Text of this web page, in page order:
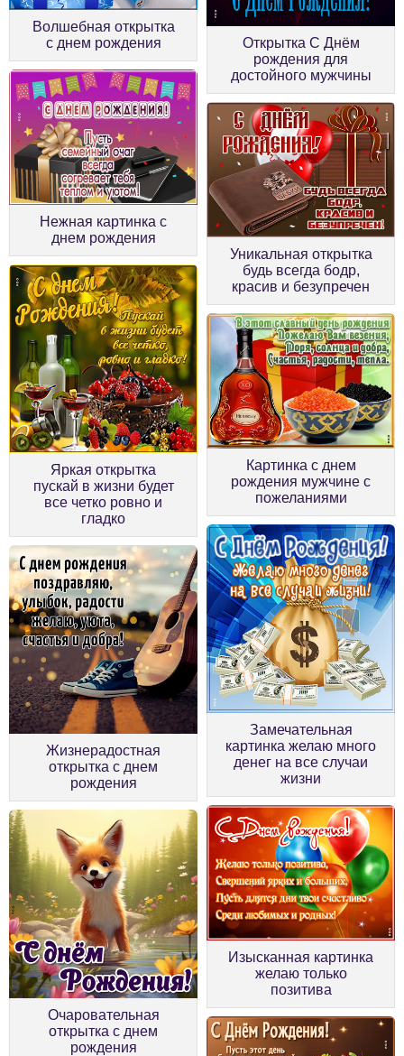
Волшебная открытка
с днем рождения
Открытка С Днём
рождения для
достойного мужчины
Нежная картинка с
днем рождения
Уникальная открытка
будь всегда бодр,
красив и безупречен
Яркая открытка
пускай в жизни будет
все четко ровно и
гладко
Картинка с днем
рождения мужчине с
пожеланиями
Жизнерадостная
открытка с днем
рождения
Замечательная
картинка желаю много
денег на все случаи
жизни
Очаровательная
открытка с днем
рождения
Изысканная картинка
желаю только
позитива